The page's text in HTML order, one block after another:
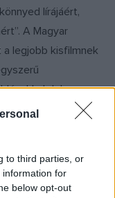
to third parties, or
information for
below opt-out
lírájáért,
A Magyar
legjobb kisfilmnek
dolgozza
életszerű
valamint
Az egymillió
Studios ajánlott fel,